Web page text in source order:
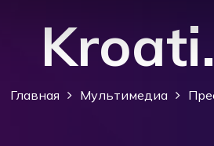
Главная Мультимедиа